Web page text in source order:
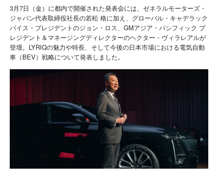
3月7日（金）に都内で開催された発表会には、ゼネラルモーターズ・
ジャパン代表取締役社長の若松 格に加え、グローバル・キャデラック
バイス・プレジデントのジョン・ロス、GMアジア・パシフィック プ
レジデント＆マネージングディレクターのヘクター・ヴィラレアルが
登壇。LYRIQの魅力や特長、そして今後の日本市場における電気自動
車（BEV）戦略について発表しました。